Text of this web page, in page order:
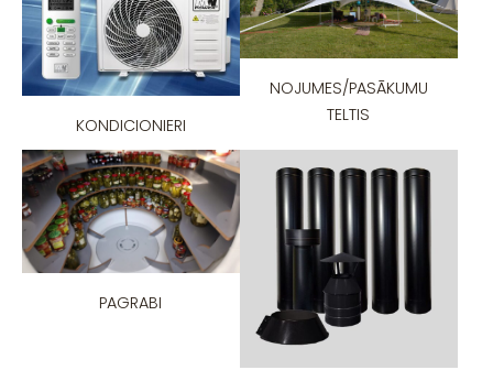
KONDICIONIERI
NOJUMES/PASĀKUMU
TELTIS
PAGRABI